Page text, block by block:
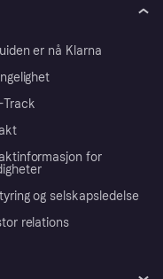
er nå Klarna
for
og selskapsledelse
relations